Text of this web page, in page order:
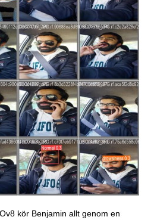
kör Benjamin allt genom en